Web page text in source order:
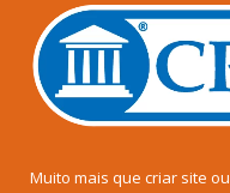
Muito mais que criar site ou